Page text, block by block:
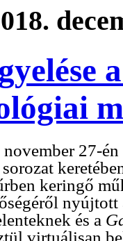
november 27-
sorozat
keringő
nyújtott
és a
virtuálisan